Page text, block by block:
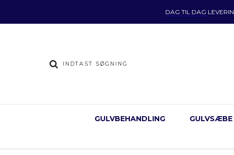
DAG TIL DAG
GULVBEHANDLING GULVSÆBE